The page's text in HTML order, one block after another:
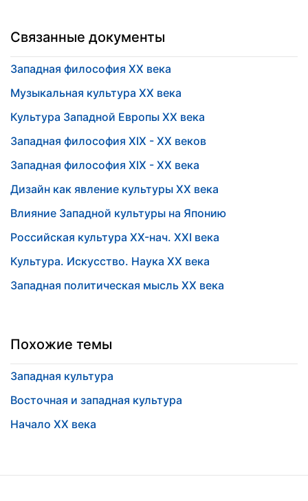
Связанные документы
Западная философия XX века
Музыкальная культура XX века
Культура Западной Европы XX века
Западная философия XIX - XX веков
Западная философия ХIХ - XX века
Дизайн как явление культуры XX века
Влияние Западной культуры на Японию
Российская культура XX-нач. XXI века
Культура. Искусство. Наука XX века
Западная политическая мысль XX века
Похожие темы
Западная культура
Восточная и западная культура
Начало XX века